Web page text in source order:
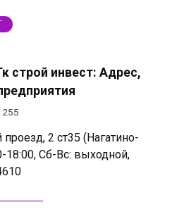
строй инвест: Адрес,
255
2 ст35 (Нагатино-
18:00, Сб-Вс: выходной,